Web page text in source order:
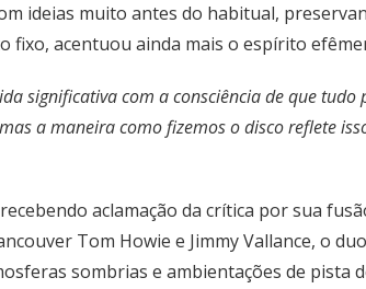
ideias muito antes do habitual,
fixo, acentuou ainda mais o espírito
significativa com a consciência de que
a maneira como fizemos o disco reflete
aclamação da crítica por sua
Tom Howie e Jimmy Vallance, o
sombrias e ambientações de pista